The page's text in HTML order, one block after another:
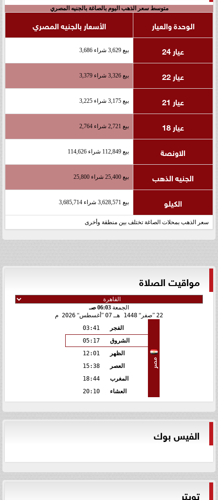
متوسط سعر الذهب اليوم بالصاغة بالجنيه المصري
الوحدة والعيار
الأسعار بالجنيه المصري
عيار 24
بيع 3,629 شراء 3,686
عيار 22 بيع 3,326 شراء 3,379
عيار 21 بيع 3,175 شراء 3,225
عيار 18 بيع 2,721 شراء 2,764
الاونصة بيع 112,849 شراء 114,626
الجنيه الذهب بيع 25,400 شراء 25,800
الكيلو بيع 3,628,571 شراء 3,685,714
سعر الذهب بمحلات الصاغة تختلف بين منطقة وأخرى
مواقيت الصلاة
الجمعة 06:03 صـ
22
صفر 1448 هـ 07 أغسطس 2026 م
مصر
الفجر
03:41
الشروق
05:17
الظهر
12:01
العصر
15:38
المغرب
18:44
العشاء
20:10
الفيس بوك
تويتر